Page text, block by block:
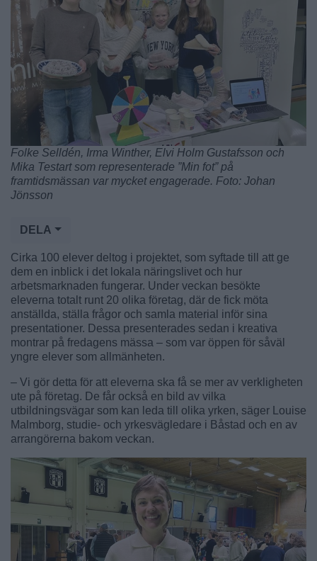
Folke Selldén, Irma Winther, Elvi Holm Gustafsson och
Mika Testart som representerade ”Min fot” på
framtidsmässan var mycket engagerade. Foto: Johan
Jönsson
DELA
Cirka 100 elever deltog i projektet, som syftade till att ge
dem en inblick i det lokala näringslivet och hur
arbetsmarknaden fungerar. Under veckan besökte
eleverna totalt runt 20 olika företag, där de fick möta
anställda, ställa frågor och samla material inför sina
presentationer. Dessa presenterades sedan i kreativa
montrar på fredagens mässa – som var öppen för såväl
yngre elever som allmänheten.
– Vi gör detta för att eleverna ska få se mer av verkligheten
ute på företag. De får också en bild av vilka
utbildningsvägar som kan leda till olika yrken, säger Louise
Malmborg, studie- och yrkesvägledare i Båstad och en av
arrangörerna bakom veckan.